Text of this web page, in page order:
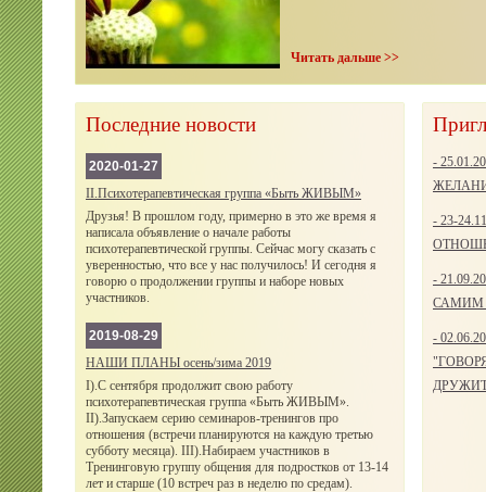
Читать дальше >>
Последние новости
2020-01-27
II.Психотерапевтическая группа «Быть ЖИВЫМ»
Друзья! В прошлом году, примерно в это же время я
написала объявление о начале работы
психотерапевтической группы. Сейчас могу сказать с
уверенностью, что все у нас получилось! И сегодня я
говорю о продолжении группы и наборе новых
участников.
2019-08-29
НАШИ ПЛАНЫ осень/зима 2019
I).С сентября продолжит свою работу
психотерапевтическая группа «Быть ЖИВЫМ».
II).Запускаем серию семинаров-тренингов про
отношения (встречи планируются на каждую третью
субботу месяца). III).Набираем участников в
Тренинговую группу общения для подростков от 13-14
лет и старше (10 встреч раз в неделю по средам).
-
- 23-
-
САМИМ
-